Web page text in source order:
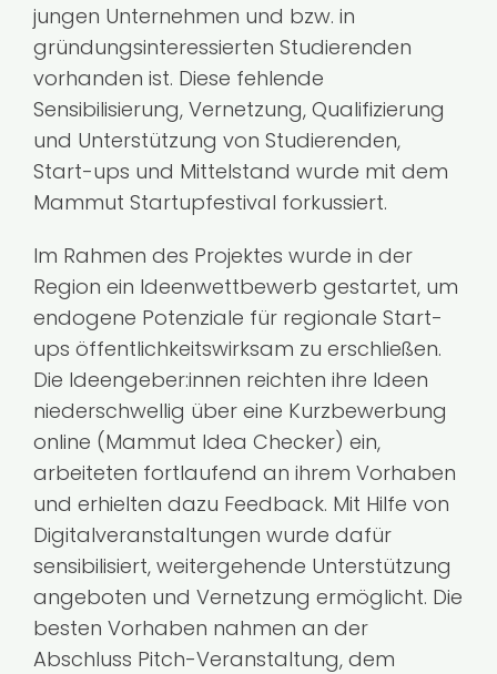
jungen Unternehmen und bzw. in
gründungsinteressierten Studierenden
vorhanden ist. Diese fehlende
Sensibilisierung, Vernetzung, Qualifizierung
und Unterstützung von Studierenden,
Start-ups und Mittelstand wurde mit dem
Mammut Startupfestival forkussiert.
Im Rahmen des Projektes wurde in der
Region ein Ideenwettbewerb gestartet, um
endogene Potenziale für regionale Start-
ups öffentlichkeitswirksam zu erschließen.
Die Ideengeber:innen reichten ihre Ideen
niederschwellig über eine Kurzbewerbung
online (Mammut Idea Checker) ein,
arbeiteten fortlaufend an ihrem Vorhaben
und erhielten dazu Feedback. Mit Hilfe von
Digitalveranstaltungen wurde dafür
sensibilisiert, weitergehende Unterstützung
angeboten und Vernetzung ermöglicht. Die
besten Vorhaben nahmen an der
Abschluss Pitch-Veranstaltung, dem